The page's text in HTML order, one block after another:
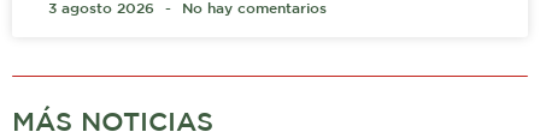
3 agosto 2026 No hay comentarios
MÁS NOTICIAS